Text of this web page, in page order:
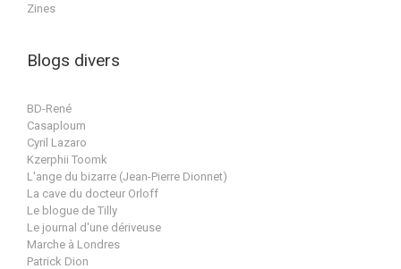
Zines
Blogs divers
BD-René
Casaploum
Cyril Lazaro
Kzerphii Toomk
L'ange du bizarre (Jean-Pierre Dionnet)
La cave du docteur Orloff
Le blogue de Tilly
Le journal d'une dériveuse
Marche à Londres
Patrick Dion